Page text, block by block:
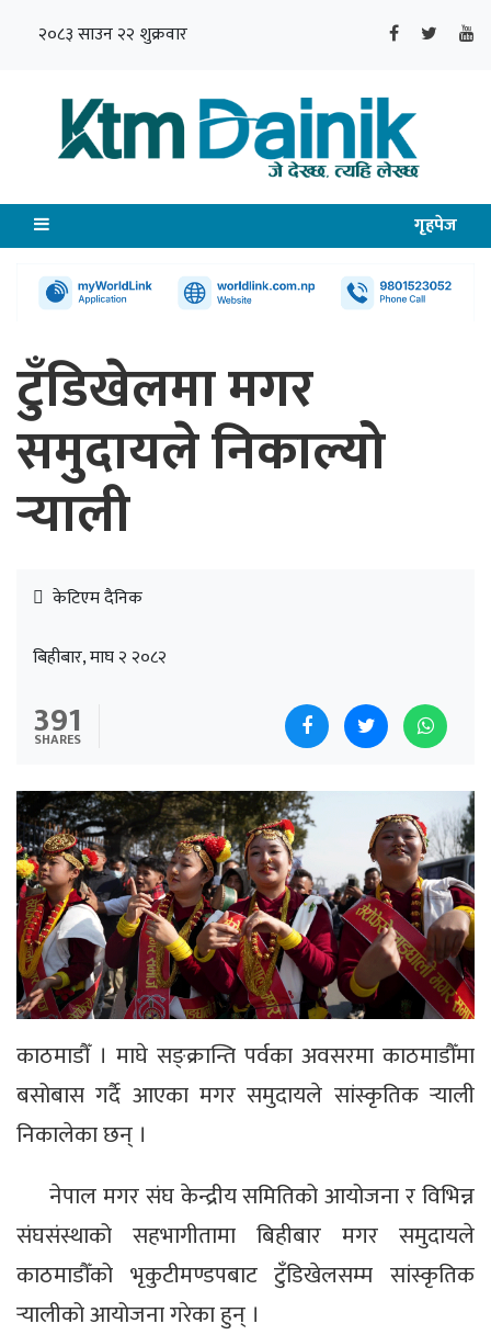
२०८३ साउन २२ शुक्रवार
गृहपेज
टुँडिखेलमा मगर
समुदायले निकाल्यो
र्‍याली
केटिएम दैनिक
बिहीबार, माघ २ २०८२
391
SHARES
काठमाडौँ । माघे सङ्क्रान्ति पर्वका अवसरमा काठमाडौँमा
बसोबास गर्दै आएका मगर समुदायले सांस्कृतिक र्‍याली
निकालेका छन् ।
नेपाल मगर संघ केन्द्रीय समितिको आयोजना र विभिन्न
संघसंस्थाको सहभागीतामा बिहीबार मगर समुदायले
काठमाडौँको भृकुटीमण्डपबाट टुँडिखेलसम्म सांस्कृतिक
र्‍यालीको आयोजना गरेका हुन् ।